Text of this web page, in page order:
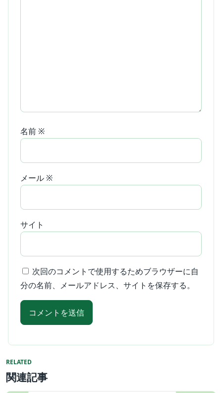
名前 ※
メール ※
サイト
次回のコメントで使用するためブラウザーに自
分の名前、メールアドレス、サイトを保存する。
RELATED
関連記事